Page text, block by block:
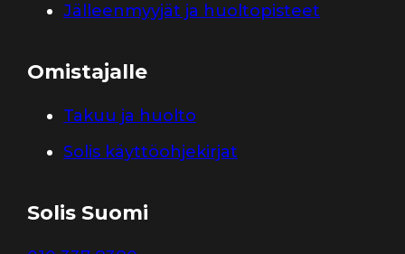
Jälleenmyyjät ja huoltopisteet
Omistajalle
Takuu ja huolto
Solis käyttöohjekirjat
Solis Suomi